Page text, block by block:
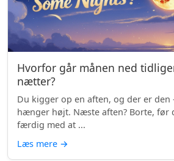
Hvorfor går månen ned
nætter?
Du kigger op en aften, og der er den
hænger højt. Næste aften? Borte, før
færdig med at ...
Læs mere →